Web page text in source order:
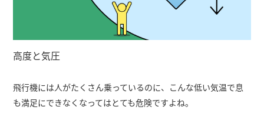
高度と気圧
飛行機には人がたくさん乗っているのに、こんな低い気温で息
も満足にできなくなってはとても危険ですよね。